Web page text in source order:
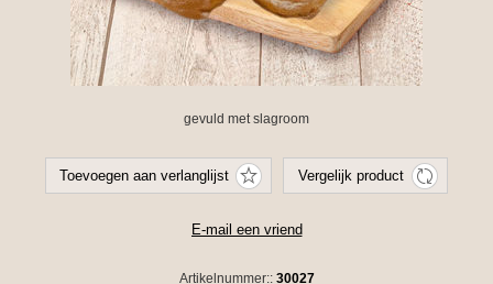
gevuld met slagroom
Artikelnummer:: 30027